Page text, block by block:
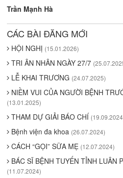
Trần Mạnh Hà
CÁC BÀI ĐĂNG MỚI
HỘI NGHỊ (15.01.2026)
TRI ÂN NHÂN NGÀY 27/7
LỄ KHAI TRƯƠNG (24.07.2025)
NIỀM VUI CỦA NGƯỜI BỆNH
(13.01.2025)
THAM DỰ GIẢI BÁO CHÍ
Bệnh viện đa khoa (26.07.2024)
CÁCH “GỌI” SỮA MẸ (12.07.2024)
BÁC SĨ BỆNH TUYẾN TỈNH LUÂN
(11.07.2024)